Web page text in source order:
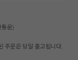
운)
주문은 당일 출고됩니다.